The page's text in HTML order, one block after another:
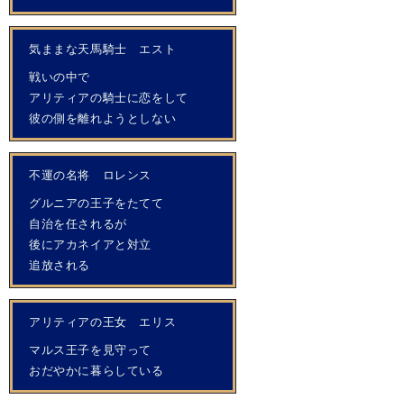
気ままな天馬騎士 エスト
戦いの中で
アリティアの騎士に恋をして
彼の側を離れようとしない
不運の名将 ロレンス
グルニアの王子をたてて
自治を任されるが
後にアカネイアと対立
追放される
アリティアの王女 エリス
マルス王子を見守って
おだやかに暮らしている